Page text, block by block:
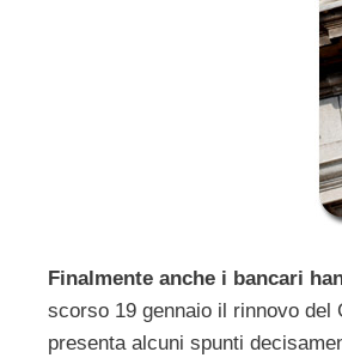
Finalmente anche i bancari
scorso 19 gennaio il rinnovo del
presenta alcuni spunti